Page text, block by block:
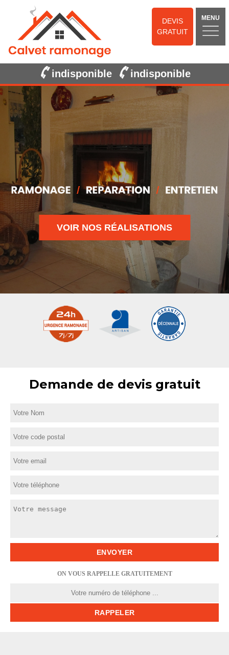
DEVIS
GRATUIT
MENU
indisponible indisponible
VOIR NOS RÉALISATIONS
Demande de devis gratuit
ON VOUS RAPPELLE GRATUITEMENT